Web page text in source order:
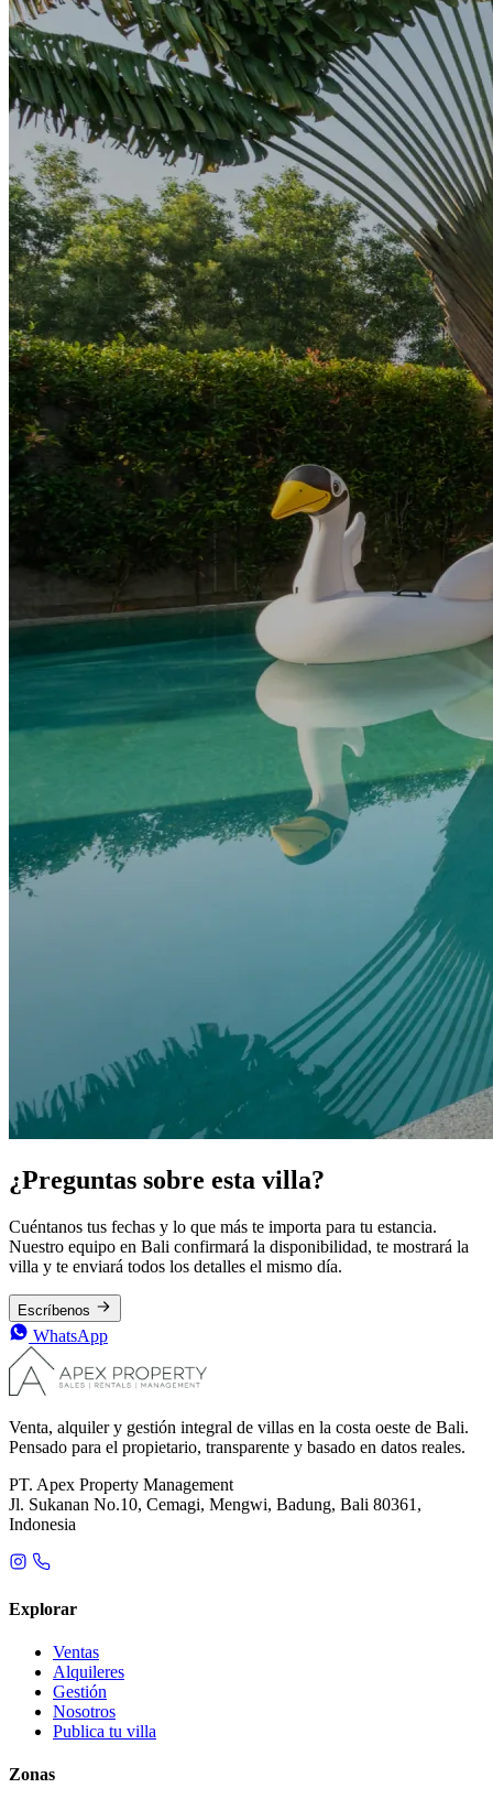
¿Preguntas sobre esta villa?
Cuéntanos tus fechas y lo que más te importa para tu estancia.
Nuestro equipo en Bali confirmará la disponibilidad, te mostrará la
villa y te enviará todos los detalles el mismo día.
Escríbenos
WhatsApp
Venta, alquiler y gestión integral de villas en la costa oeste de Bali.
Pensado para el propietario, transparente y basado en datos reales.
PT. Apex Property Management
Jl. Sukanan No.10, Cemagi, Mengwi, Badung, Bali 80361,
Indonesia
Explorar
Ventas
Alquileres
Gestión
Nosotros
Publica tu villa
Zonas